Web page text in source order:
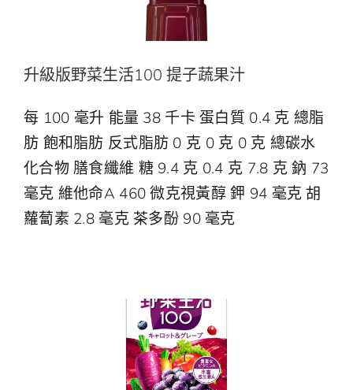
升級版野菜生活100 提子蔬果汁
每 100 毫升 能量 38 千卡 蛋白質 0.4 克 總脂
肪 飽和脂肪 反式脂肪 0 克 0 克 0 克 總碳水
化合物 膳食纖維 糖 9.4 克 0.4 克 7.8 克 鈉 73
毫克 維他命A 460 微克視黃醇 鉀 94 毫克 胡
蘿蔔素 2.8 毫克 茶多酚 90 毫克